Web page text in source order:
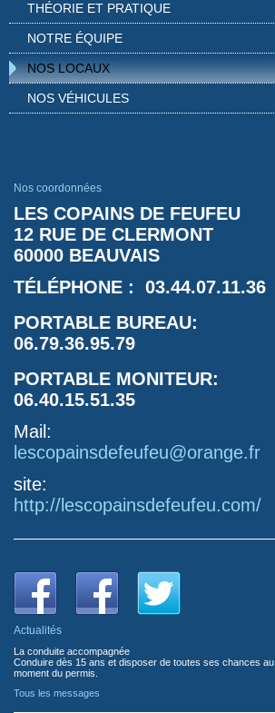
THÉORIE ET PRATIQUE
NOTRE ÉQUIPE
NOS LOCAUX
NOS VÉHICULES
Nos coordonnées
LES COPAINS DE FEUFEU
12 RUE DE CLERMONT
60000 BEAUVAIS
TÉLÉPHONE : 03.44.07.11.36
PORTABLE BUREAU:
06.79.36.95.79
PORTABLE MONITEUR:
06.40.15.51.35
Mail:
lescopainsdefeufeu@orange.fr
site:
http://lescopainsdefeufeu.com/
Actualités
La conduite accompagnée
Conduire dès 15 ans et disposer de toutes ses chances au
moment du permis.
Tous les messages